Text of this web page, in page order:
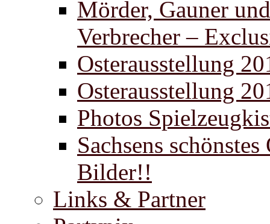
Mörder, Gauner
Verbrecher –
Osterausstellung
Osterausstellung
Photos
Sachsens
Bilder!!
Links & Partner